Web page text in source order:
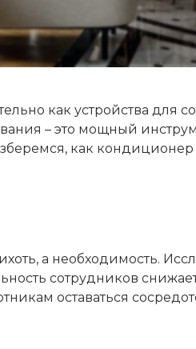
как устройства для
– это мощный
как кондиционер
а необходимость.
сотрудников
оставаться